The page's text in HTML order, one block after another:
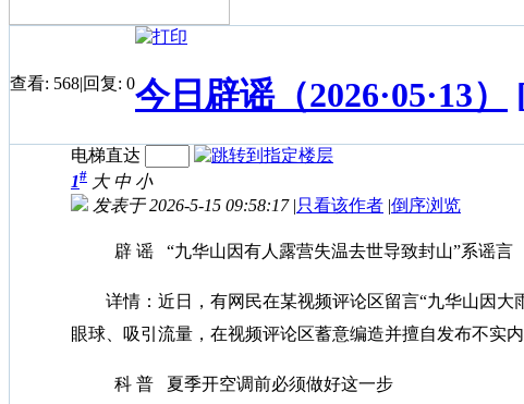
查看: 568|回复: 0今日辟谣（2026·05·13）
电梯直达
1# 大 中 小
发表于 2026-5-15 09:58:17 |只看该作者 |倒序浏览
辟 谣 “九华山因有人露营失温去世导致封山”系谣言
详情：近日，有网民在某视频评论区留言“九华山因大
眼球、吸引流量，在视频评论区蓄意编造并擅自发布不实
科 普 夏季开空调前必须做好这一步